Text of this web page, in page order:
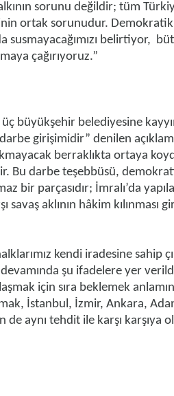
sorunu değildir; tüm
ortak sorunudur. Demokratik
susmayacağımızı belirtiyor,
çağırıyoruz.”
büyükşehir belediyesine
darbe girişimidir” denilen
berraklıkta ortaya
Bu darbe teşebbüsü,
bir parçasıdır; İmralı’da
savaş aklının hâkim kılınması
kendi iradesine sahip
şu ifadelere yer
için sıra beklemek
İstanbul, İzmir, Ankara,
de aynı tehdit ile karşı karşıya